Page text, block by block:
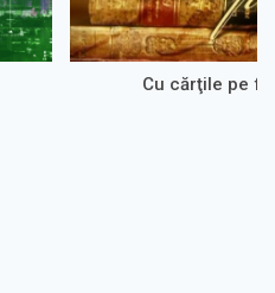
Cu cărţile pe